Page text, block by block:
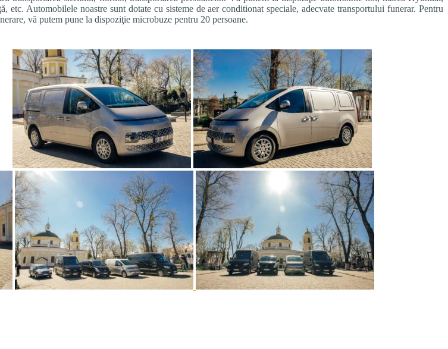
Automobilele noastre sunt dotate cu sisteme de aer conditionat speciale, adecvate transportului funerar. Pentru
vă putem pune la dispoziţie microbuze pentru 20 persoane.